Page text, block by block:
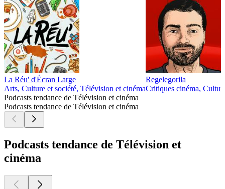
La Réu' d'Écran Large
Arts, Culture et société, Télévision et cinéma
Regelegorila
Critiques cinéma,
Podcasts tendance de Télévision et cinéma
Podcasts tendance de Télévision et cinéma
Podcasts tendance de Télévision et
cinéma